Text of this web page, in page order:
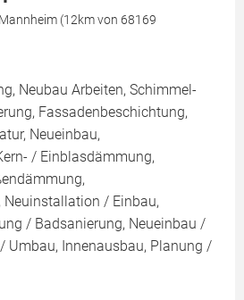
(12km von 68169
Neubau Arbeiten, Schimmel-
Fassadenbeschichtung,
Neueinbau,
/ Einblasdämmung,
/ Einbau,
/ Badsanierung, Neueinbau /
Umbau, Innenausbau, Planung /